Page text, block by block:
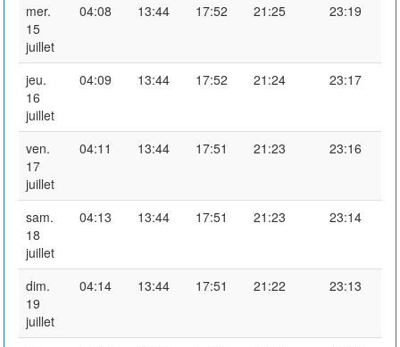
mer.
15
juillet
04:08 13:44 17:52 21:25 23:19
jeu.
16
juillet
04:09 13:44 17:52 21:24 23:17
ven.
17
juillet
04:11 13:44 17:51 21:23 23:16
sam.
18
juillet
04:13 13:44 17:51 21:23 23:14
dim.
19
juillet
04:14 13:44 17:51 21:22 23:13